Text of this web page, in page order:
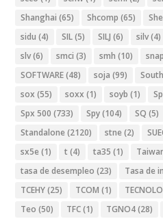
Shanghai (65) Shcomp (65)
sidu (4) SIL(5) SILJ (6) silv(4)
slv(6) smci (3) smh (10) snap
SOFTWARE(48) soja (99)
sox (55) soxx (1) soyb (1)
Spx 500 (733) Spy(104) SQ (5)
Standalone (2120) stne (2)
sx5e (1) t (4) ta35 (1)
tasa de desempleo (23) Tasa de
TCEHY(25) TCOM (1)
Teo (50) TFC(1) TGNO4(28)